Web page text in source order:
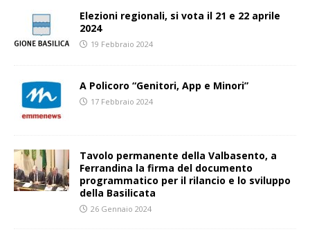
Elezioni regionali, si vota il 21 e 22 aprile
2024
19 Febbraio 2024
A Policoro “Genitori, App e Minori”
17 Febbraio 2024
Tavolo permanente della Valbasento, a
Ferrandina la firma del documento
programmatico per il rilancio e lo sviluppo
della Basilicata
26 Gennaio 2024